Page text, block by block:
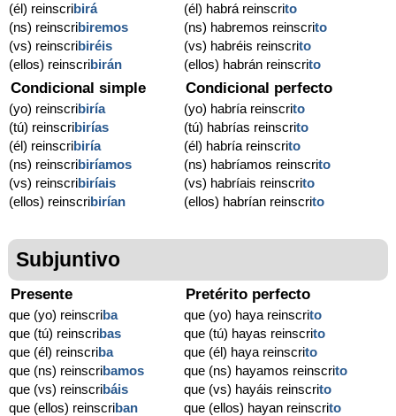
(él) reinscribirá
(ns) reinscribiremos
(vs) reinscribiréis
(ellos) reinscribirán
(él) habrá reinscrito
(ns) habremos reinscrito
(vs) habréis reinscrito
(ellos) habrán reinscrito
Condicional simple
(yo) reinscribiría
(tú) reinscribirías
(él) reinscribiría
(ns) reinscribiríamos
(vs) reinscribiríais
(ellos) reinscribirían
Condicional perfecto
(yo) habría reinscrito
(tú) habrías reinscrito
(él) habría reinscrito
(ns) habríamos reinscrito
(vs) habríais reinscrito
(ellos) habrían reinscrito
Subjuntivo
Presente
que (yo) reinscriba
que (tú) reinscribas
que (él) reinscriba
que (ns) reinscribamos
que (vs) reinscribáis
que (ellos) reinscriban
Pretérito perfecto
que (yo) haya reinscrito
que (tú) hayas reinscrito
que (él) haya reinscrito
que (ns) hayamos reinscrito
que (vs) hayáis reinscrito
que (ellos) hayan reinscrito